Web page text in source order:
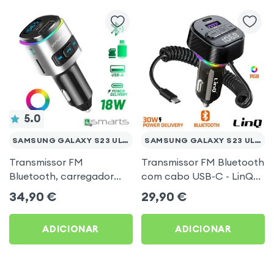
5.0
SAMSUNG GALAXY S23 ULTRA
Transmissor FM
Bluetooth, carregador
isqueiro USB / USB-C, Kit
mãos livres Multifunção -
4smarts
34,90 €
ADICIONAR
SAMSUNG GALAXY S23 ULTRA
Transmissor FM Bluetooth
com cabo USB-C - LinQ
para Samsung Galaxy S23
Ultra
29,90 €
ADICIONAR